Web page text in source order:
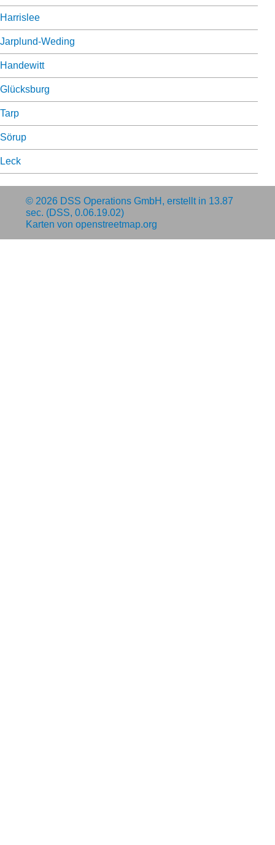
Harrislee
Jarplund-Weding
Handewitt
Glücksburg
Tarp
Sörup
Leck
© 2026 DSS Operations GmbH , erstellt in 13.87
sec. (DSS, 0.06.19.02)
Karten von openstreetmap.org